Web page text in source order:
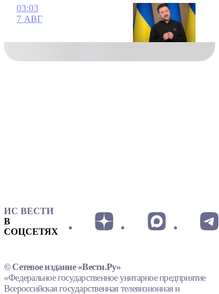
03:03
7 АВГ
ИС ВЕСТИ
В
СОЦСЕТЯХ
© Сетевое издание «Вести.Ру»
«Федеральное государственное унитарное предприятие
Всероссийская государственная телевизионная и